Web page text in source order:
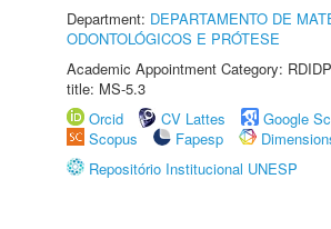
Department: DEPARTAMENTO DE
ODONTOLÓGICOS E PRÓTESE
Academic Appointment Category:
title: MS-5.3
Orcid
CV Lattes
Google
Scopus
Fapesp
Repositório Institucional UNESP